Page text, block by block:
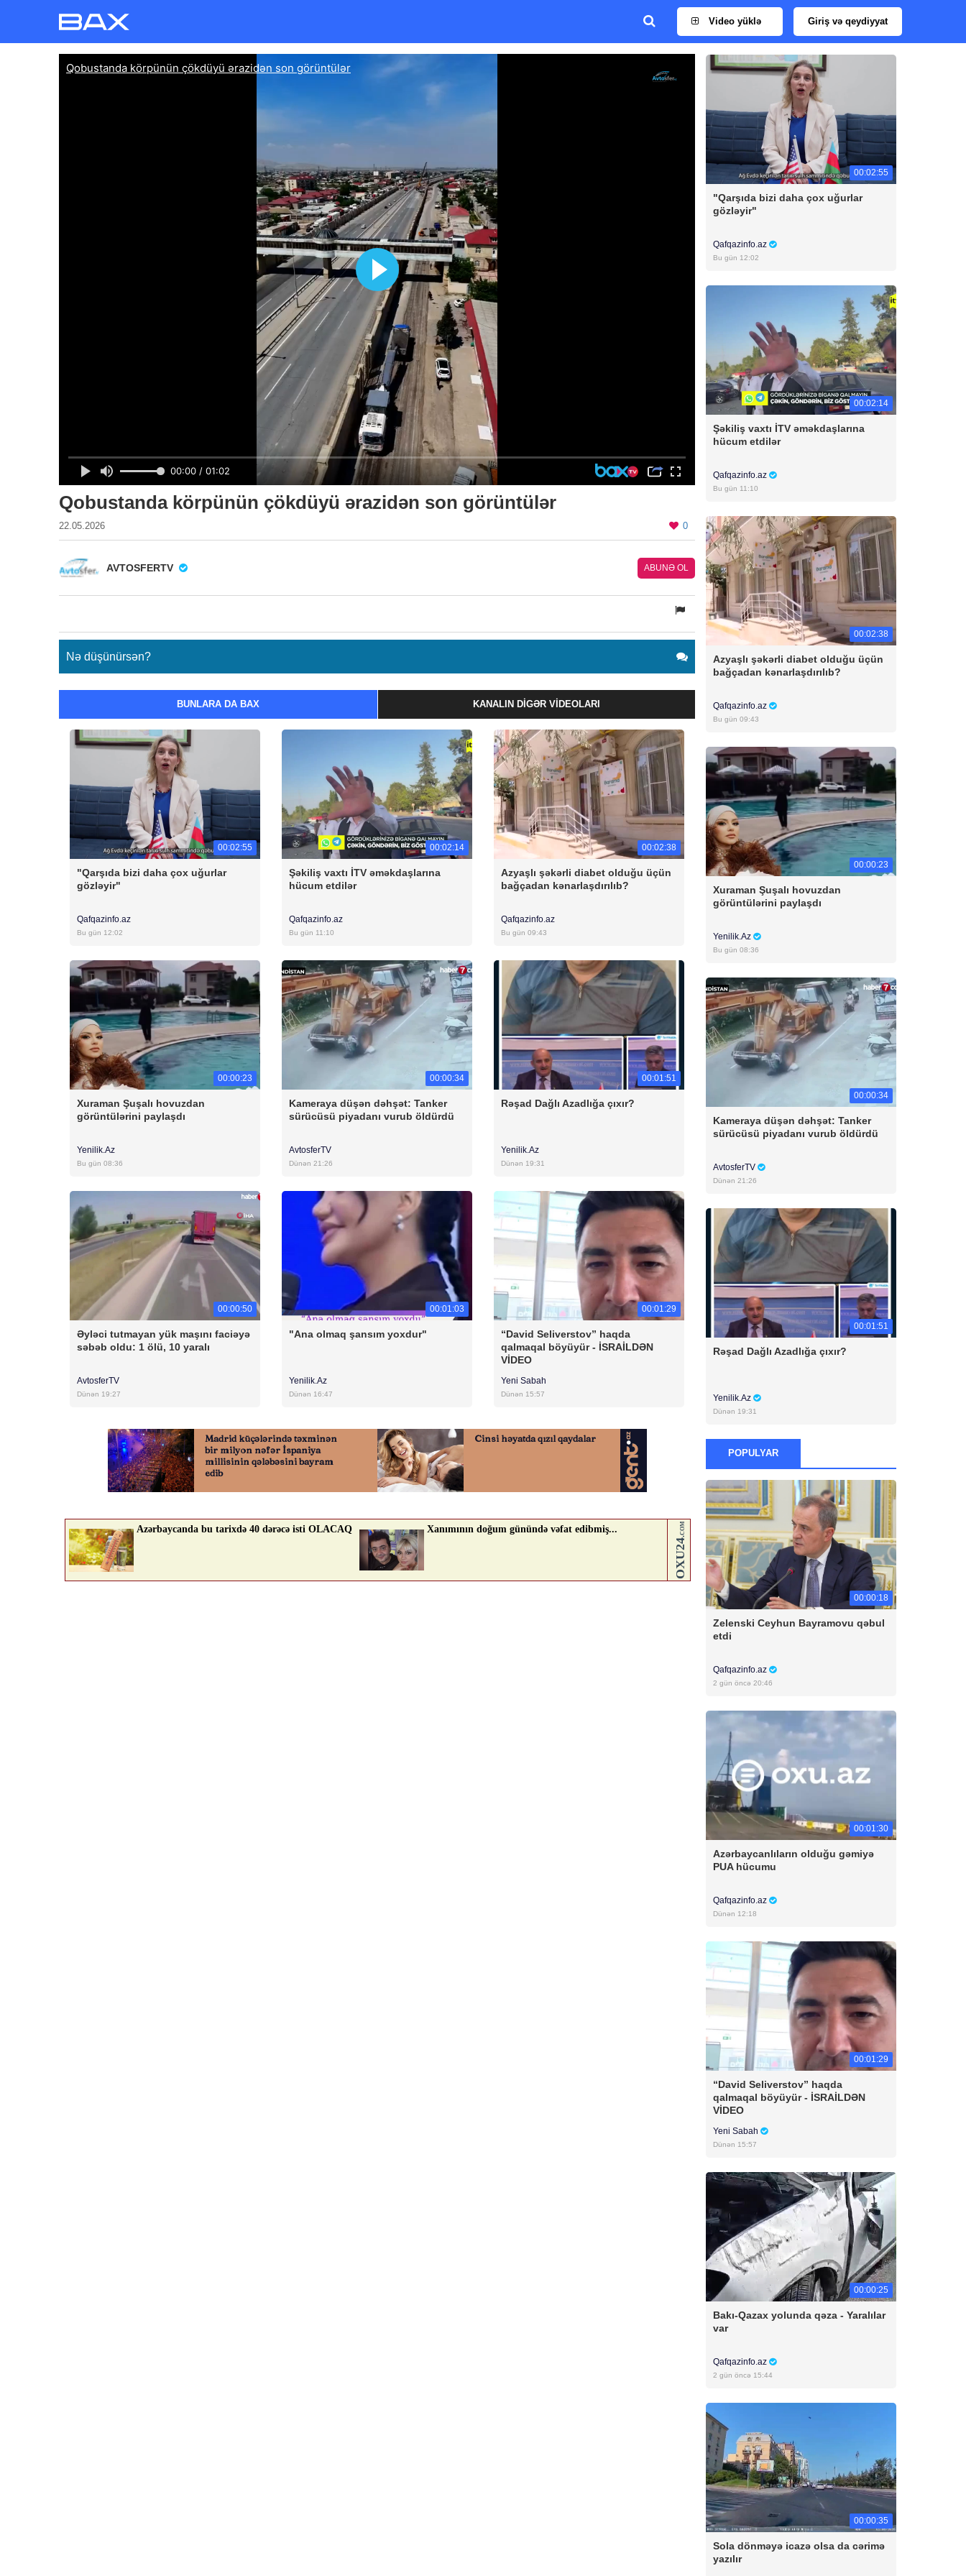
Video yüklə Giriş və qeydiyyat
Qobustanda körpünün çökdüyü ərazidən son görüntülər
22.05.2026 0
AVTOSFERTV ABUNƏ OL
Nə düşünürsən?
BUNLARA DA BAX KANALIN DIGƏR VIDEOLARI
00:02:55
"Qarşıda bizi daha çox uğurlar
gözləyir"
Qafqazinfo.az
Bu gün 12:02
00:02:14
Şəkiliş vaxtı İTV əməkdaşlarına
hücum etdilər
Qafqazinfo.az
Bu gün 11:10
00:02:38
Azyaşlı şəkərli diabet olduğu üçün
bağçadan kənarlaşdırılıb?
Qafqazinfo.az
Bu gün 09:43
00:00:23
Xuraman Şuşalı hovuzdan
görüntülərini paylaşdı
Yenilik.Az
Bu gün 08:36
00:00:34
Kameraya düşən dəhşət: Tanker
sürücüsü piyadanı vurub öldürdü
AvtosferTV
Dünən 21:26
00:01:51
Rəşad Dağlı Azadlığa çıxır?
Yenilik.Az
Dünən 19:31
00:00:50
Əyləci tutmayan yük maşını faciəyə
səbəb oldu: 1 ölü, 10 yaralı
AvtosferTV
Dünən 19:27
00:01:03
"Ana olmaq şansım yoxdur"
Yenilik.Az
Dünən 16:47
00:01:29
“David Seliverstov” haqda
qalmaqal böyüyür - İSRAİLDƏN
VİDEO
Yeni Sabah
Dünən 15:57
00:02:55
"Qarşıda bizi daha çox uğurlar
gözləyir"
Qafqazinfo.az
Bu gün 12:02
00:02:14
Şəkiliş vaxtı İTV əməkdaşlarına
hücum etdilər
Qafqazinfo.az
Bu gün 11:10
00:02:38
Azyaşlı şəkərli diabet olduğu üçün
bağçadan kənarlaşdırılıb?
Qafqazinfo.az
Bu gün 09:43
00:00:23
Xuraman Şuşalı hovuzdan
görüntülərini paylaşdı
Yenilik.Az
Bu gün 08:36
00:00:34
Kameraya düşən dəhşət: Tanker
sürücüsü piyadanı vurub öldürdü
AvtosferTV
Dünən 21:26
00:01:51
Rəşad Dağlı Azadlığa çıxır?
Yenilik.Az
Dünən 19:31
POPULYAR
00:00:18
Zelenski Ceyhun Bayramovu qəbul
etdi
Qafqazinfo.az
2 gün öncə 20:46
00:01:30
Azərbaycanlıların olduğu gəmiyə
PUA hücumu
Qafqazinfo.az
Dünən 12:18
00:01:29
“David Seliverstov” haqda
qalmaqal böyüyür - İSRAİLDƏN
VİDEO
Yeni Sabah
Dünən 15:57
00:00:25
Bakı-Qazax yolunda qəza - Yaralılar
var
Qafqazinfo.az
2 gün öncə 15:44
00:00:35
Sola dönməyə icazə olsa da cərimə
yazılır